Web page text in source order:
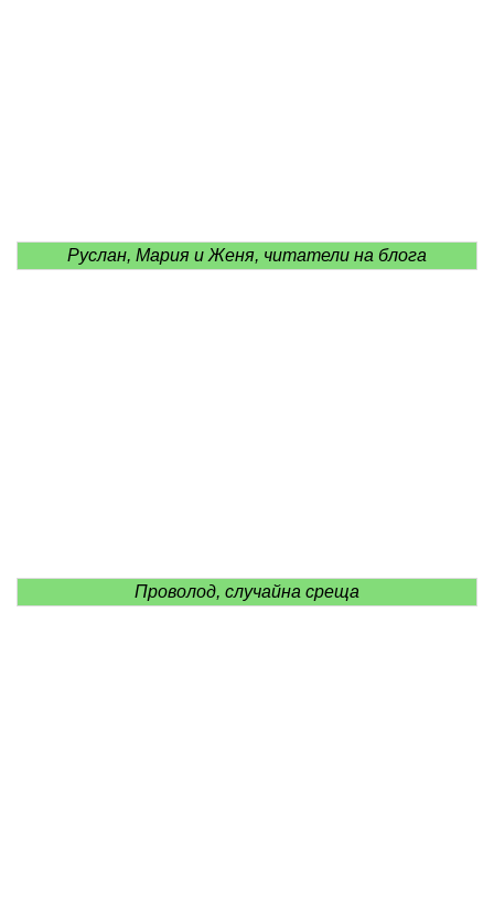
Руслан, Мария и Женя, читатели на блога
Проволод, случайна среща